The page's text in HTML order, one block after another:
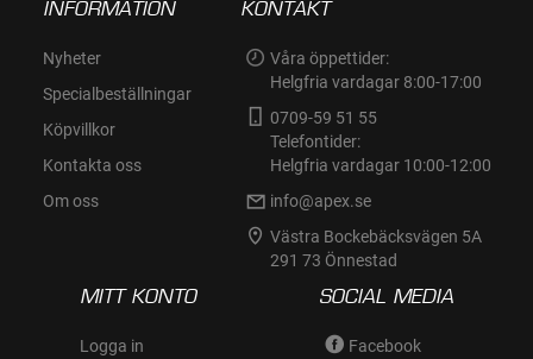
INFORMATION
Nyheter
Specialbeställningar
Köpvillkor
Kontakta oss
Om oss
KONTAKT
Våra öppettider:
Helgfria vardagar 8:00-17:00
0709-59 51 55
Telefontider:
Helgfria vardagar 10:00-12:00
info@apex.se
Västra Bockebäcksvägen 5A
291 73 Önnestad
MITT KONTO
Logga in
SOCIAL MEDIA
Facebook